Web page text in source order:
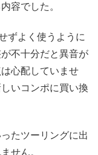
容でした。
ずよく使うように
不十分だと異音が
心配していませ
いコンポに買い換
たツーリングに出
せん。